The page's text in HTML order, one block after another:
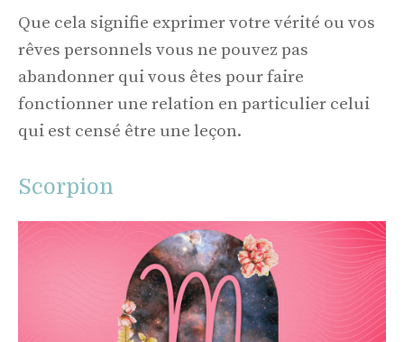
Que cela signifie exprimer votre vérité ou vos
rêves personnels vous ne pouvez pas
abandonner qui vous êtes pour faire
fonctionner une relation en particulier celui
qui est censé être une leçon.
Scorpion